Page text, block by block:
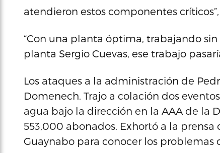
atendieron estos componentes
“Con una planta óptima, trabajando
planta Sergio Cuevas, ese trabajo
Los ataques a la administración de
Domenech. Trajo a colación dos
agua bajo la dirección en la AAA de la
553,000 abonados. Exhortó a la
Guaynabo para conocer los problemas